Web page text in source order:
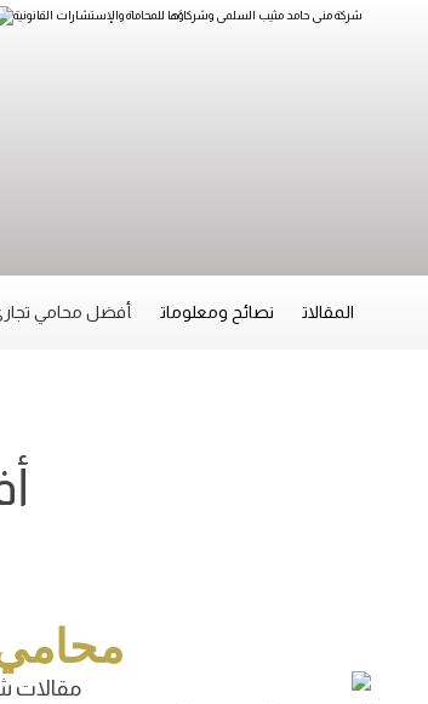
المقالات نصائح ومعلومات أفضل محامي
محامي